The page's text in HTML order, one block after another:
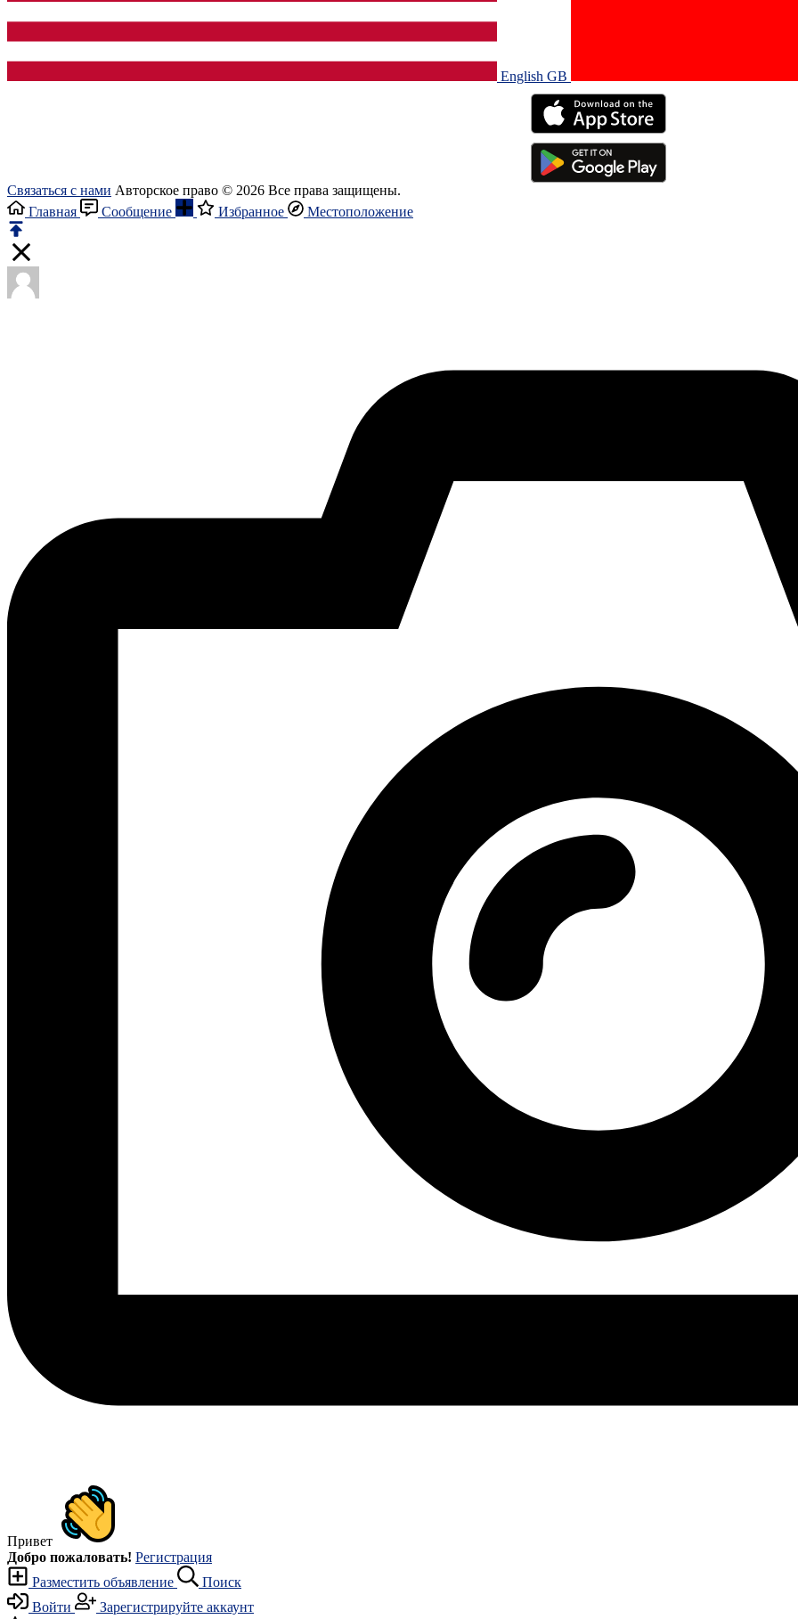
English GB‎
Связаться с нами Авторское право © 2026 Все права защищены.
Главная
Сообщение Избранное Местоположение
Привет
Добро пожаловать! Регистрация
Разместить объявление
Поиск
Войти
Зарегистрируйте аккаунт